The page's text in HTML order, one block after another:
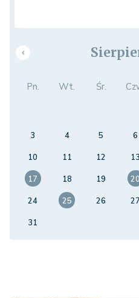
Pn. Wt. Śr.
3
4 5 6
10
11 12 13
17
18 19 20
24
25 26 27
31